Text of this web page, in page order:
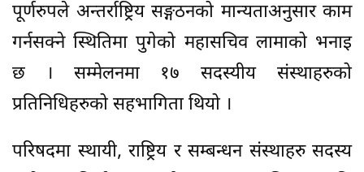
पूर्णरुपले अन्तर्राष्ट्रिय सङ्गठनको मान्यताअनुसार काम
गर्नसक्ने स्थितिमा पुगेको महासचिव लामाको भनाइ
छ । सम्मेलनमा १७ सदस्यीय संस्थाहरुको
प्रतिनिधिहरुको सहभागिता थियो ।
परिषदमा स्थायी, राष्ट्रिय र सम्बन्धन संस्थाहरु सदस्य